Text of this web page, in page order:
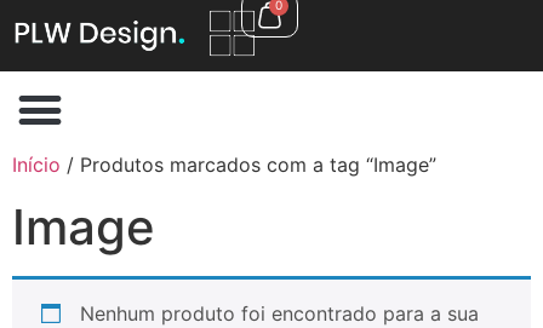
0
Início / Produtos marcados com a tag “Image”
Image
Nenhum produto foi encontrado para a sua